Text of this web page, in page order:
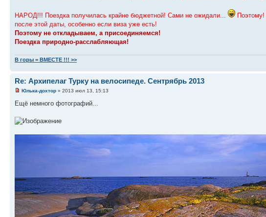
НАРОД!!! Поездка получилась крайне бюджетной! Сами не ожидали...
после этой даты, особенно если виза уже есть!
Поэтому не откладываем, а присоединяемся!
Поездка природно-расслабляющая!
В горы = ВМЕСТЕ !!! >>
Re: Архипелаг Турку на велосипеде. Сентрябрь 2013
Юлька-дохтор » 2013 июл 13, 15:13
Ещё немного фотографий...